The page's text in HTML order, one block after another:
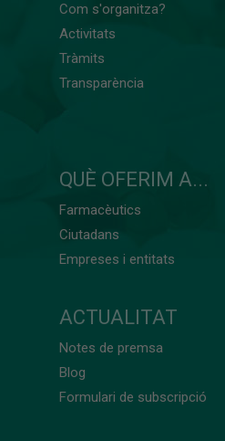
Com s'organitza?
Activitats
Tràmits
Transparència
QUÈ OFERIM A...
Farmacèutics
Ciutadans
Empreses i entitats
ACTUALITAT
Notes de premsa
Blog
Formulari de subscripció